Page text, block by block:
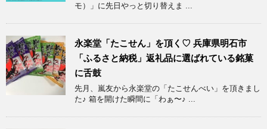
モ）」に先日やっと切り替えま ...
永楽堂「たこせん」を頂く♡ 兵庫県明石市
「ふるさと納税」返礼品に選ばれている銘菓
に舌鼓
先月、嵐友から永楽堂の「たこせんべい」を頂きまし
た♪ 箱を開けた瞬間に「わぁ〜♪ ...